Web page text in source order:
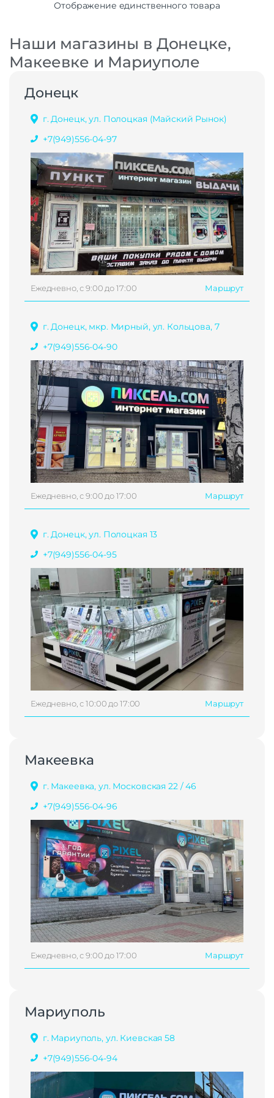
Отображение единственного товара
Наши магазины в Донецке,
Макеевке и Мариуполе
Донецк
г. Донецк, ул. Полоцкая (Майский Рынок)
+7(949)556-04-97
Ежедневно, с 9:00 до 17:00 Маршрут
г. Донецк, мкр. Мирный, ул. Кольцова, 7
+7(949)556-04-90
Ежедневно, с 9:00 до 17:00 Маршрут
г. Донецк, ул. Полоцкая 13
+7(949)556-04-95
Ежедневно, с 10:00 до 17:00 Маршрут
Макеевка
г. Макеевка, ул. Московская 22 / 46
+7(949)556-04-96
Ежедневно, с 9:00 до 17:00 Маршрут
Мариуполь
г. Мариуполь, ул. Киевская 58
+7(949)556-04-94